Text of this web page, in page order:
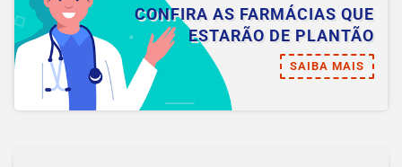
CONFIRA AS FARMÁCIAS QUE
ESTARÃO DE PLANTÃO
SAIBA MAIS